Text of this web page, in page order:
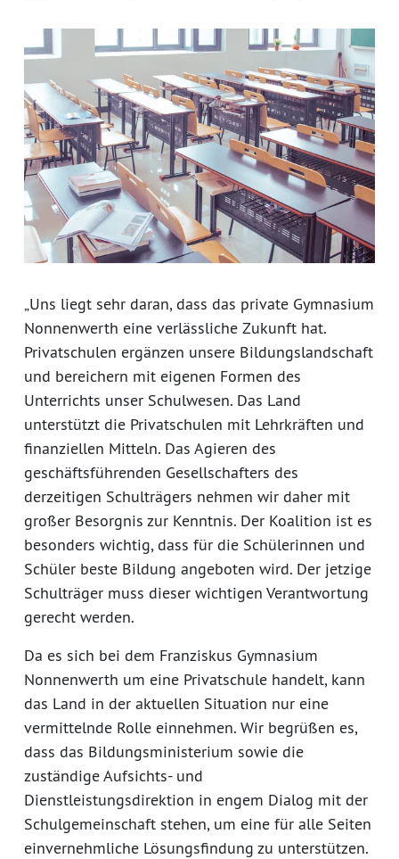
„Uns liegt sehr daran, dass das private Gymnasium
Nonnenwerth eine verlässliche Zukunft hat.
Privatschulen ergänzen unsere Bildungslandschaft
und bereichern mit eigenen Formen des
Unterrichts unser Schulwesen. Das Land
unterstützt die Privatschulen mit Lehrkräften und
finanziellen Mitteln. Das Agieren des
geschäftsführenden Gesellschafters des
derzeitigen Schulträgers nehmen wir daher mit
großer Besorgnis zur Kenntnis. Der Koalition ist es
besonders wichtig, dass für die Schülerinnen und
Schüler beste Bildung angeboten wird. Der jetzige
Schulträger muss dieser wichtigen Verantwortung
gerecht werden.
Da es sich bei dem Franziskus Gymnasium
Nonnenwerth um eine Privatschule handelt, kann
das Land in der aktuellen Situation nur eine
vermittelnde Rolle einnehmen. Wir begrüßen es,
dass das Bildungsministerium sowie die
zuständige Aufsichts- und
Dienstleistungsdirektion in engem Dialog mit der
Schulgemeinschaft stehen, um eine für alle Seiten
einvernehmliche Lösungsfindung zu unterstützen.